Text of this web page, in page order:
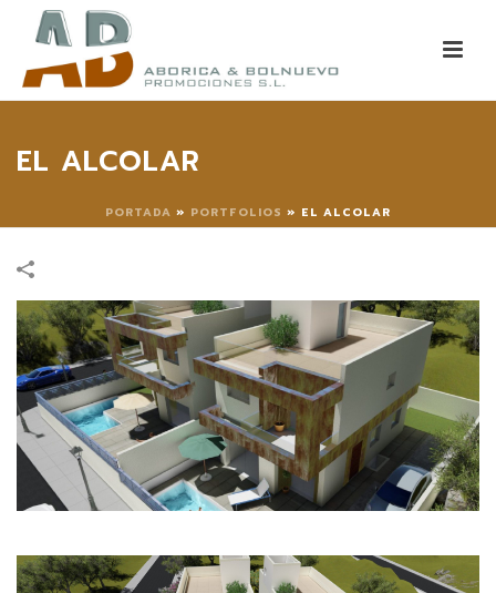
EL ALCOLAR
PORTADA » PORTFOLIOS » EL ALCOLAR